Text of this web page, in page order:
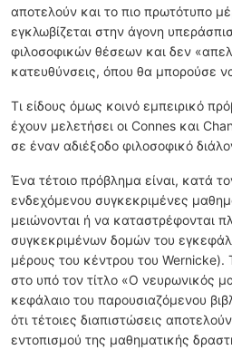
αποτελούν και το πιο πρωτότυπο
εγκλωβίζεται στην άγονη
φιλοσοφικών θέσεων και δεν
κατευθύνσεις, όπου θα μπορούσε
Τι είδους όμως κοινό εμπειρικό
έχουν μελετήσει οι Connes και
σε έναν αδιέξοδο φιλοσοφικό
Ένα τέτοιο πρόβλημα είναι, κατά
ενδεχόμενου συγκεκριμένες
μειώνονται ή να καταστρέφονται
συγκεκριμένων δομών του
μέρους του κέντρου του Wernicke).
στο υπό τον τίτλο «Ο νευρωνικός
κεφάλαιο του παρουσιαζόμενου
ότι τέτοιες διαπιστώσεις
εντοπισμού της μαθηματικής